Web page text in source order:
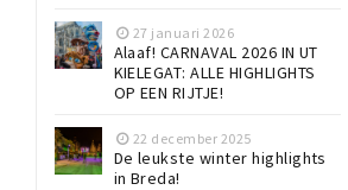
27 januari 2026
Alaaf! CARNAVAL 2026 IN UT
KIELEGAT: ALLE HIGHLIGHTS
OP EEN RIJTJE!
22 december 2025
De leukste winter highlights
in Breda!